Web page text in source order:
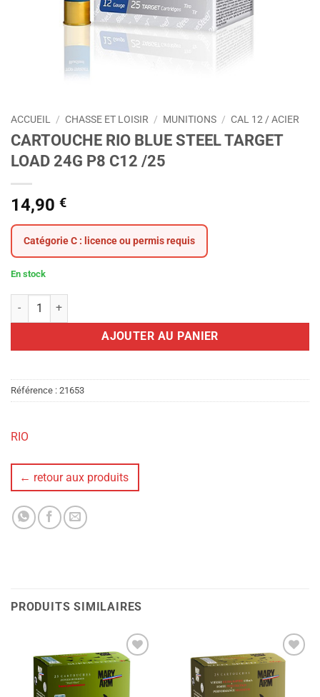
ACCUEIL / CHASSE ET LOISIR / MUNITIONS / CAL 12 / ACIER
CARTOUCHE RIO BLUE STEEL TARGET
LOAD 24G P8 C12 /25
14,90 €
Catégorie C : licence ou permis requis
En stock
quantité de CARTOUCHE RIO BLUE STEEL TARGET LOAD 24G P8
AJOUTER AU PANIER
Référence : 21653
RIO
← retour aux produits
PRODUITS SIMILAIRES
à la liste
Ajouter
à la liste